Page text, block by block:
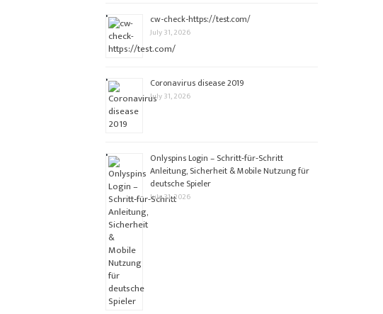
cw-check-https://test.com/
July 31, 2026
Coronavirus disease 2019
July 31, 2026
Onlyspins Login – Schritt‑für‑Schritt
Anleitung, Sicherheit & Mobile Nutzung für
deutsche Spieler
July 31, 2026